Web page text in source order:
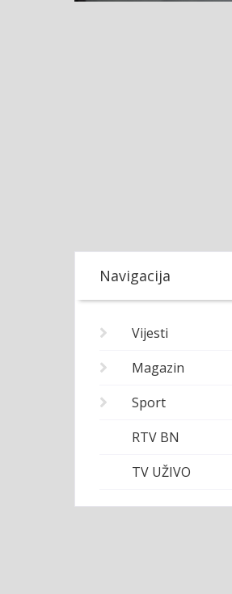
Navigacija
Vijesti
Magazin
Sport
RTV BN
TV UŽIVO